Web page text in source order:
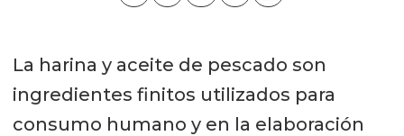
La harina y aceite de pescado son
ingredientes finitos utilizados para
consumo humano y en la elaboración